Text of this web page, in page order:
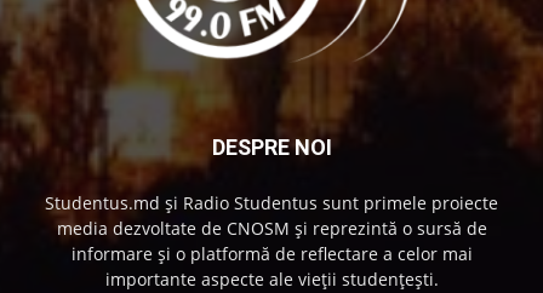
DESPRE NOI
Studentus.md și Radio Studentus sunt primele proiecte
media dezvoltate de CNOSM și reprezintă o sursă de
informare și o platformă de reflectare a celor mai
importante aspecte ale vieții studențești.